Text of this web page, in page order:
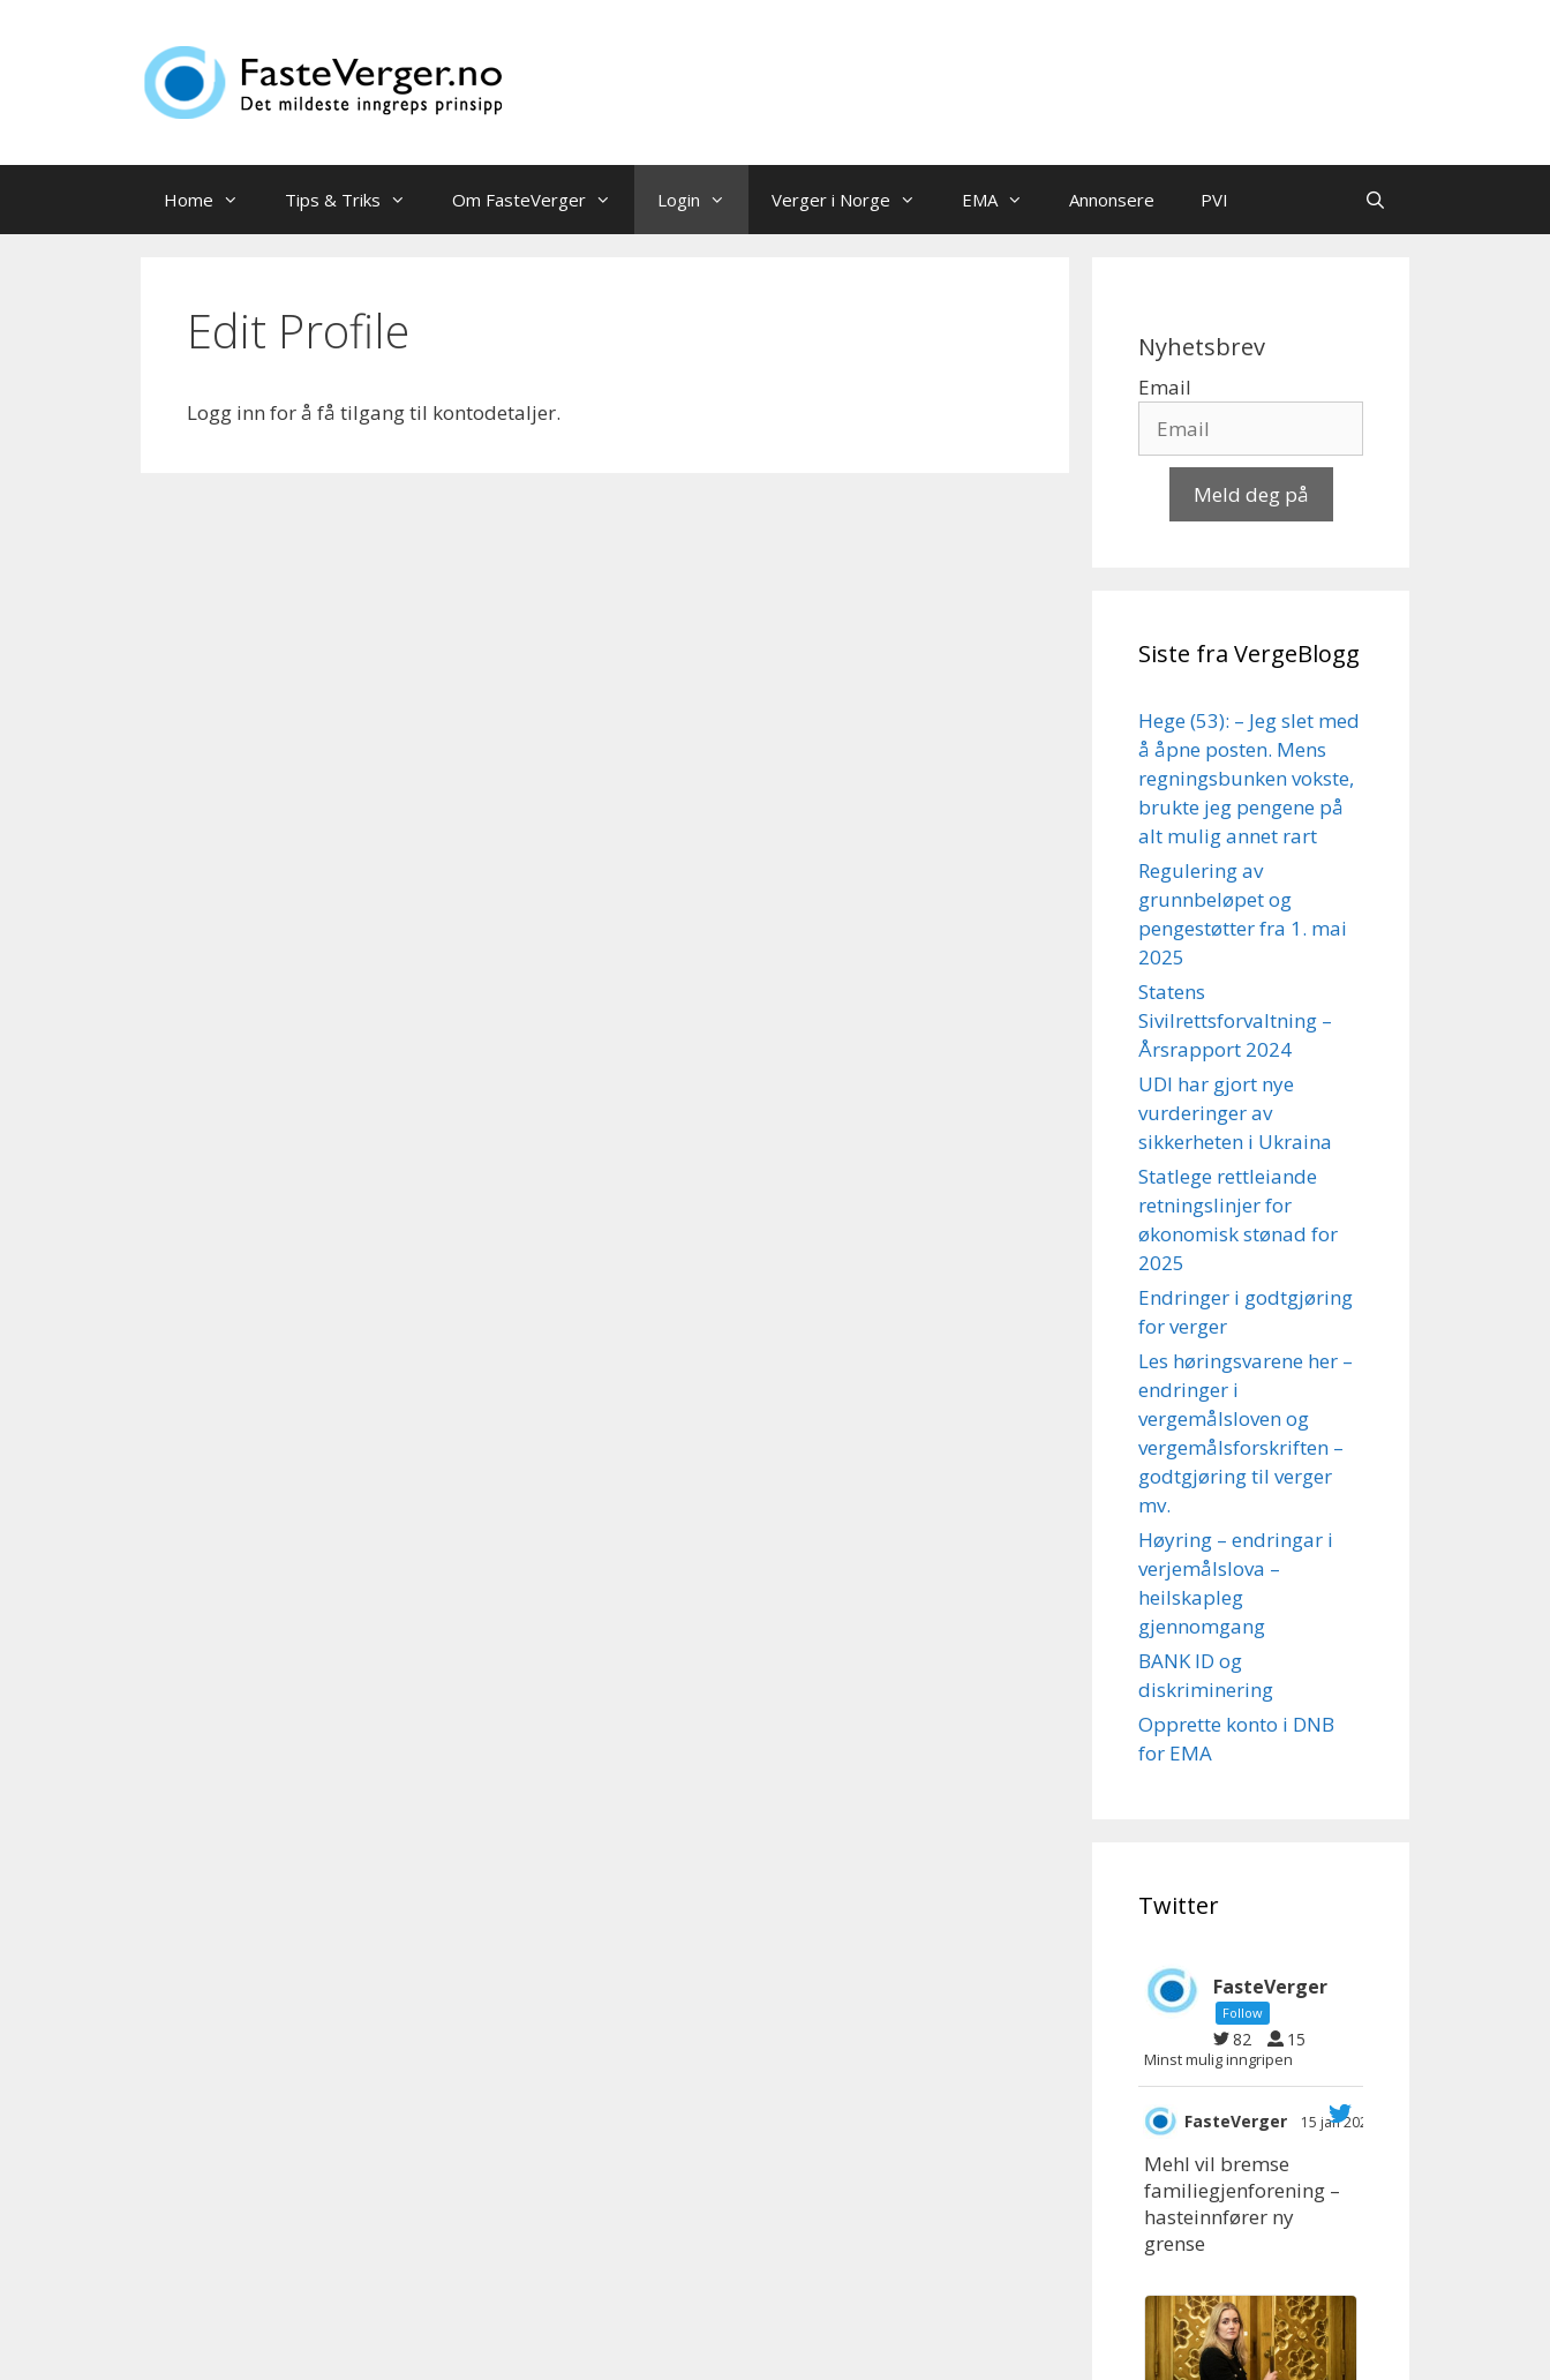
Home Tips & Triks Om FasteVerger Login Verger i Norge EMA Annonsere PVI
Edit Profile
Logg inn for å få tilgang til kontodetaljer.
Nyhetsbrev
Email
Meld deg på
Siste fra VergeBlogg
Hege (53): – Jeg slet med
å åpne posten. Mens
regningsbunken vokste,
brukte jeg pengene på
alt mulig annet rart
Regulering av
grunnbeløpet og
pengestøtter fra 1. mai
2025
Statens
Sivilrettsforvaltning –
Årsrapport 2024
UDI har gjort nye
vurderinger av
sikkerheten i Ukraina
Statlege rettleiande
retningslinjer for
økonomisk stønad for
2025
Endringer i godtgjøring
for verger
Les høringsvarene her –
endringer i
vergemålsloven og
vergemålsforskriften –
godtgjøring til verger
mv.
Høyring – endringar i
verjemålslova –
heilskapleg
gjennomgang
BANK ID og
diskriminering
Opprette konto i DNB
for EMA
Twitter
FasteVerger
Follow
82 15
Minst mulig inngripen
;
FasteVerger 15 jan 2025
Mehl vil bremse
familiegjenforening –
hasteinnfører ny
grense